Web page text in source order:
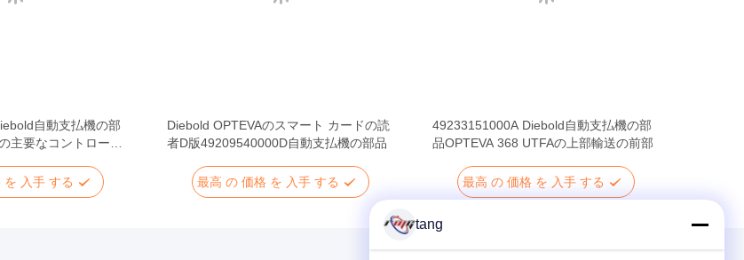
自動支払機の部
主要なコントローラ
入手 する
Diebold OPTEVAのスマート カードの読
者D版49209540000D自動支払機の部品
最高 の 価格 を 入手 する
49233151000A Diebold自動支払機の部
品OPTEVA 368 UTFAの上部輸送の前部
最高 の 価格 を 入手 する
tang